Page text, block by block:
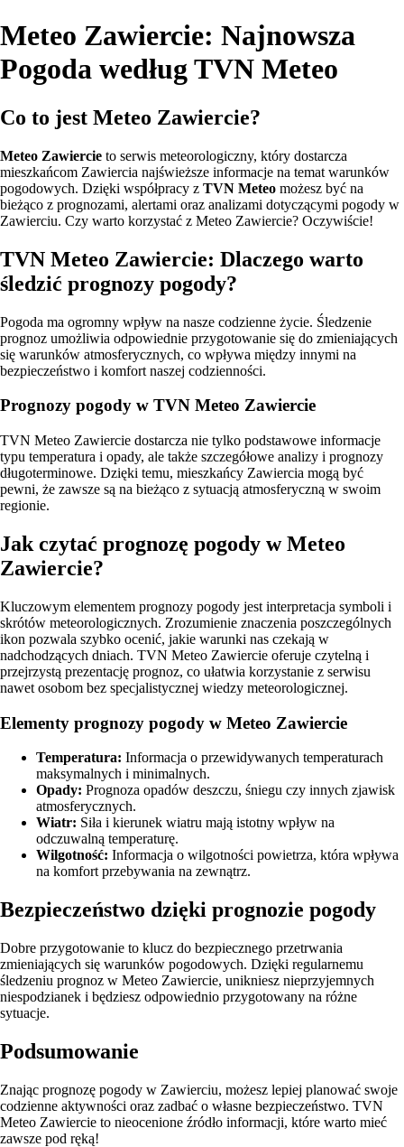
Meteo Zawiercie: Najnowsza
Pogoda według TVN Meteo
Co to jest Meteo Zawiercie?
Meteo Zawiercie to serwis meteorologiczny, który dostarcza
mieszkańcom Zawiercia najświeższe informacje na temat warunków
pogodowych. Dzięki współpracy z TVN Meteo możesz być na
bieżąco z prognozami, alertami oraz analizami dotyczącymi pogody w
Zawierciu. Czy warto korzystać z Meteo Zawiercie? Oczywiście!
TVN Meteo Zawiercie: Dlaczego warto
śledzić prognozy pogody?
Pogoda ma ogromny wpływ na nasze codzienne życie. Śledzenie
prognoz umożliwia odpowiednie przygotowanie się do zmieniających
się warunków atmosferycznych, co wpływa między innymi na
bezpieczeństwo i komfort naszej codzienności.
Prognozy pogody w TVN Meteo Zawiercie
TVN Meteo Zawiercie dostarcza nie tylko podstawowe informacje
typu temperatura i opady, ale także szczegółowe analizy i prognozy
długoterminowe. Dzięki temu, mieszkańcy Zawiercia mogą być
pewni, że zawsze są na bieżąco z sytuacją atmosferyczną w swoim
regionie.
Jak czytać prognozę pogody w Meteo
Zawiercie?
Kluczowym elementem prognozy pogody jest interpretacja symboli i
skrótów meteorologicznych. Zrozumienie znaczenia poszczególnych
ikon pozwala szybko ocenić, jakie warunki nas czekają w
nadchodzących dniach. TVN Meteo Zawiercie oferuje czytelną i
przejrzystą prezentację prognoz, co ułatwia korzystanie z serwisu
nawet osobom bez specjalistycznej wiedzy meteorologicznej.
Elementy prognozy pogody w Meteo Zawiercie
Temperatura: Informacja o przewidywanych temperaturach
maksymalnych i minimalnych.
Opady: Prognoza opadów deszczu, śniegu czy innych zjawisk
atmosferycznych.
Wiatr: Siła i kierunek wiatru mają istotny wpływ na
odczuwalną temperaturę.
Wilgotność: Informacja o wilgotności powietrza, która wpływa
na komfort przebywania na zewnątrz.
Bezpieczeństwo dzięki prognozie pogody
Dobre przygotowanie to klucz do bezpiecznego przetrwania
zmieniających się warunków pogodowych. Dzięki regularnemu
śledzeniu prognoz w Meteo Zawiercie, unikniesz nieprzyjemnych
niespodzianek i będziesz odpowiednio przygotowany na różne
sytuacje.
Podsumowanie
Znając prognozę pogody w Zawierciu, możesz lepiej planować swoje
codzienne aktywności oraz zadbać o własne bezpieczeństwo. TVN
Meteo Zawiercie to nieocenione źródło informacji, które warto mieć
zawsze pod ręką!